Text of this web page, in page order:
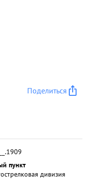
Поделиться
пункт
дивизия